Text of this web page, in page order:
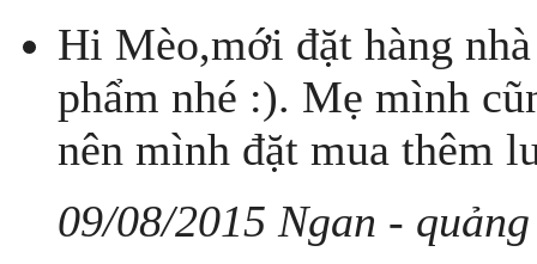
Hi Mèo,mới đặt hàng
phẩm nhé :). Mẹ mình
nên mình đặt mua thêm
09/08/2015 Ngan -